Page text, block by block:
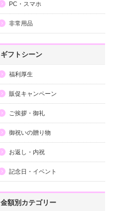
PC・スマホ
非常用品
ギフトシーン
福利厚生
販促キャンペーン
ご挨拶・御礼
御祝いの贈り物
お返し・内祝
記念日・イベント
金額別カテゴリー